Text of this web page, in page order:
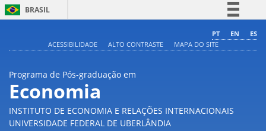
BRASIL
Comunica BR
PT EN
ES
ACESSIBILIDADE
ALTO CONTRASTE MAPA DO SITE
Programa de Pós-graduação em
Economia
INSTITUTO DE ECONOMIA E RELAÇÕES INTERNACIONAIS
UNIVERSIDADE FEDERAL DE UBERLÂNDIA